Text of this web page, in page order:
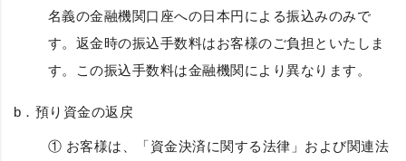
名義の金融機関口座への日本円による振込みのみで
す。返金時の振込手数料はお客様のご負担といたしま
す。この振込手数料は金融機関により異なります。
b． 預り資金の返戻
① お客様は、「資金決済に関する法律」および関連法